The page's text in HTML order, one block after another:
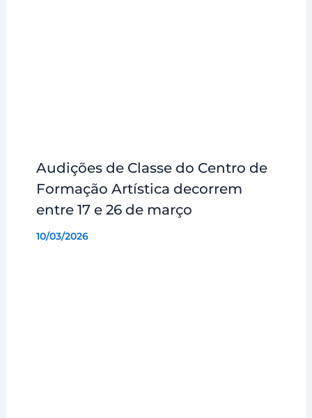
Audições de Classe do Centro de
Formação Artística decorrem
entre 17 e 26 de março
10/03/2026